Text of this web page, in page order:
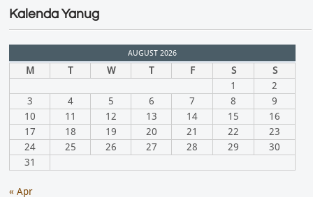
Kalenda Yanug
AUGUST 2026
M T W T F S
S
1
2
3
4 5 6 7 8
9
10
11 12 13 14 15
16
17
18 19 20 21 22
23
24
25 26 27 28 29
30
31
« Apr